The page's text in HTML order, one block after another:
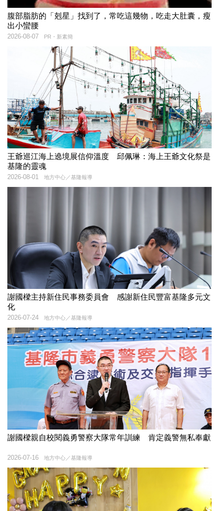
腹部脂肪的「剋星」找到了，常吃這幾物，吃走大肚囊，瘦
出小蠻腰
PR・新素簡
2026-08-07
王爺巡江海上遶境展信仰溫度 邱佩琳：海上王爺文化祭是
基隆的靈魂
地方中心／基隆報導
2026-08-01
謝國樑主持新住民事務委員會 感謝新住民豐富基隆多元文
化
地方中心／基隆報導
2026-07-24
謝國樑親自校閱義勇警察大隊常年訓練 肯定義警無私奉獻
地方中心／基隆報導
2026-07-16